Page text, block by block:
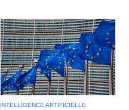
INTELLIGENCE ARTIFICIELLE